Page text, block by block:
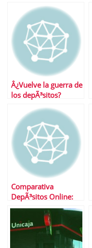
Â¿Vuelve la guerra de
los depÃ³sitos?
Comparativa
DepÃ³sitos Online:
ING, iBanesto,
Openbank, Uno-e y
TuBancaja